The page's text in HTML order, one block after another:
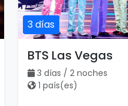
3 días
BTS Las Vegas
3 días / 2 noches
1 país(es)